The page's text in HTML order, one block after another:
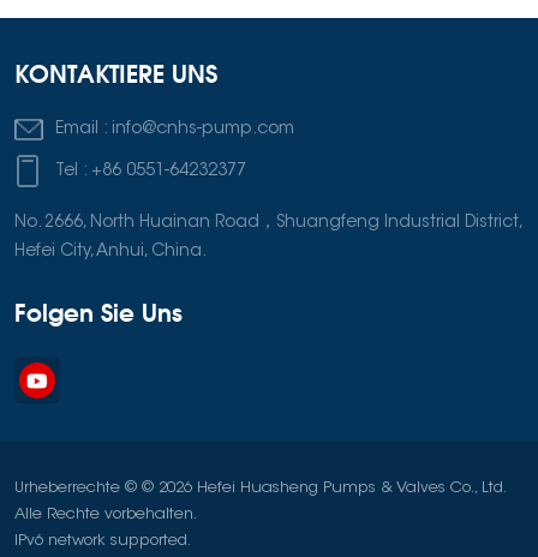
KONTAKTIERE UNS
Email : info@cnhs-pump.com
Tel : +86 0551-64232377
No. 2666, North Huainan Road，Shuangfeng Industrial District,
Hefei City, Anhui, China.
Folgen Sie Uns
Urheberrechte © © 2026 Hefei Huasheng Pumps & Valves Co., Ltd.
Alle Rechte vorbehalten.
IPv6 network supported.